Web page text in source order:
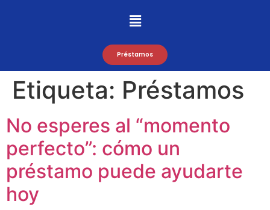
Préstamos
Etiqueta: Préstamos
No esperes al “momento
perfecto”: cómo un
préstamo puede ayudarte
hoy